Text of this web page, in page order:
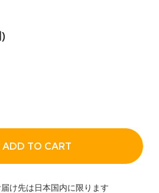
ADD TO CART
け先は日本国内に限ります